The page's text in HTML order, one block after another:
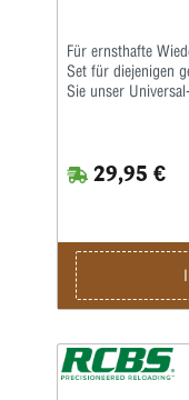
Für ernsthafte
Set für diejenigen
Sie unser
Fallrohr werden an
1 = .17 bis .22 •
dass bestimmte
geladen werden
sie brauchen.
29,95 €